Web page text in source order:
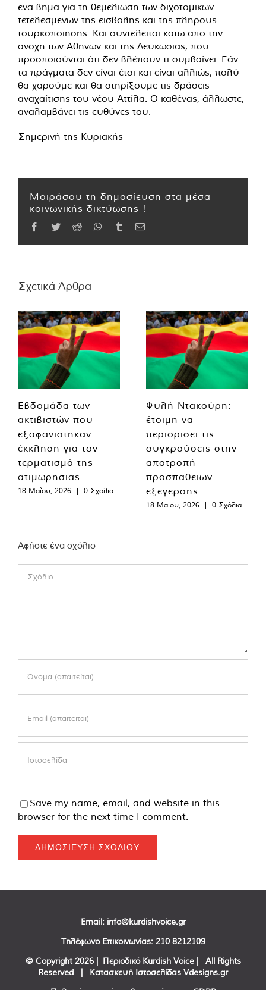
ένα βήμα για τη θεμελίωση των διχοτομικών
τετελεσμένων της εισβολής και της πλήρους
τουρκοποίησης. Και συντελείται κάτω από την
ανοχή των Αθηνών και της Λευκωσίας, που
προσποιούνται ότι δεν βλέπουν τι συμβαίνει. Εάν
τα πράγματα δεν είναι έτσι και είναι αλλιώς, πολύ
θα χαρούμε και θα στηρίξουμε τις δράσεις
αναχαίτισης του νέου Αττίλα. Ο καθένας, άλλωστε,
αναλαμβάνει τις ευθύνες του.
Σημερινή της Κυριακής
Μοιράσου τη δημοσίευση στα μέσα
κοινωνικής δικτύωσης !
Facebook
TwitterReddit WhatsApp
TumblrEmail
Σχετικά Άρθρα
Εβδομάδα των
ακτιβιστών που
εξαφανίστηκαν:
έκκληση για τον
τερματισμό της
ατιμωρησίας
18 Μαΐου, 2026 | 0 Σχόλια
Φυλή Ντακούρη:
έτοιμη να
περιορίσει τις
συγκρούσεις στην
αποτροπή
προσπαθειών
εξέγερσης.
18 Μαΐου, 2026 | 0 Σχόλια
Αφήστε ένα σχόλιο
Save my name, email, and website in this
browser for the next time I comment.
Email: info@kurdishvoice.gr
Τηλέφωνο Επικοινωνίας: 210 8212109
© Copyright 2026 | Περιοδικό Kurdish Voice | All Rights
Reserved | Κατασκευή Ιστοσελίδας Vdesigns.gr